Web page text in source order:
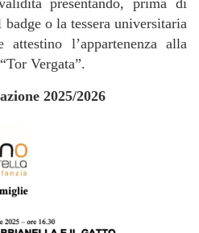
o la tessera universitaria
l’appartenenza alla
Vergata”.
2025/2026